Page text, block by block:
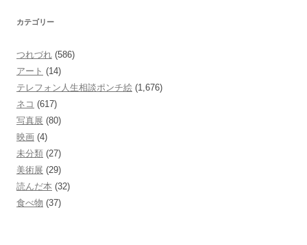
カテゴリー
つれづれ (586)
アート (14)
テレフォン人生相談ポンチ絵 (1,676)
ネコ (617)
写真展 (80)
映画 (4)
未分類 (27)
美術展 (29)
読んだ本 (32)
食べ物 (37)